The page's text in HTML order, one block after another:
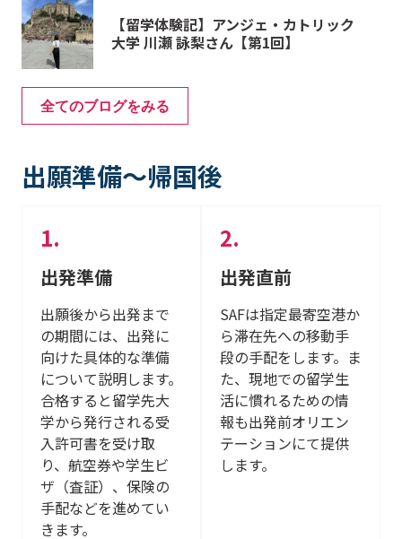
【留学体験記】アンジェ・カトリック
大学 川瀬 詠梨さん【第1回】
全てのブログをみる
出願準備～帰国後
出発準備
出願後から出発まで
の期間には、出発に
向けた具体的な準備
について説明します。
合格すると留学先大
学から発行される受
入許可書を受け取
り、航空券や学生ビ
ザ（査証）、保険の
手配などを進めてい
きます。
出発直前
SAFは指定最寄空港か
ら滞在先への移動手
段の手配をします。ま
た、現地での留学生
活に慣れるための情
報も出発前オリエン
テーションにて提供
します。